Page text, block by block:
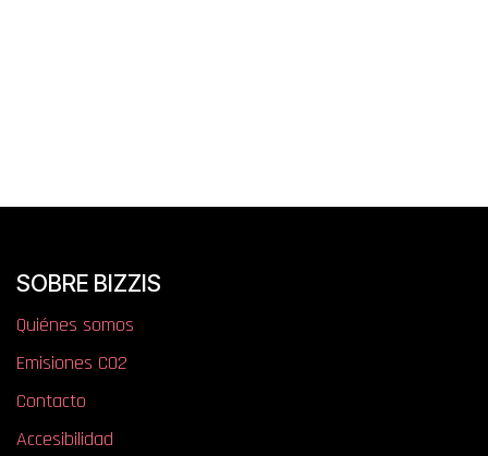
SOBRE BIZZIS
Quiénes somos
​​​​​​​​E​mi​si​one​s​ ​C​O​2
Contacto
Accesibilidad